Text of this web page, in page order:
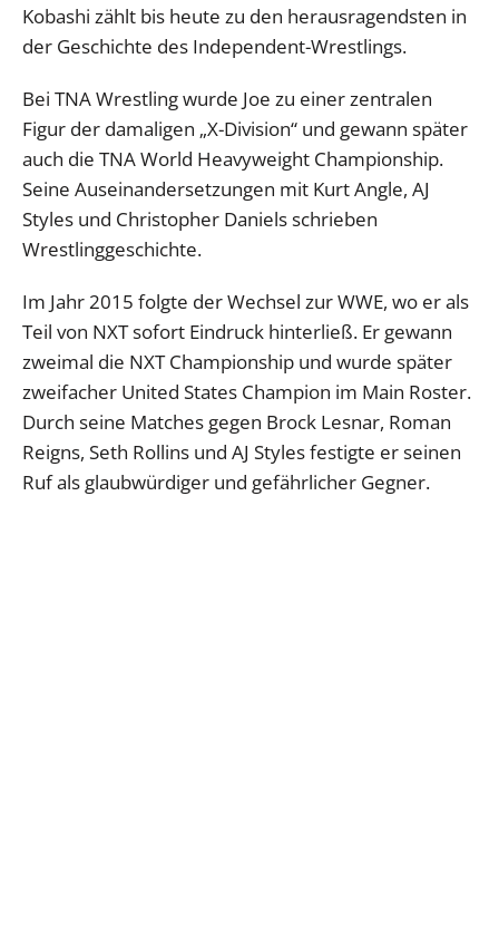
Kobashi zählt bis heute zu den herausragendsten in
der Geschichte des Independent-Wrestlings.
Bei TNA Wrestling wurde Joe zu einer zentralen
Figur der damaligen „X-Division“ und gewann später
auch die TNA World Heavyweight Championship.
Seine Auseinandersetzungen mit Kurt Angle, AJ
Styles und Christopher Daniels schrieben
Wrestlinggeschichte.
Im Jahr 2015 folgte der Wechsel zur WWE, wo er als
Teil von NXT sofort Eindruck hinterließ. Er gewann
zweimal die NXT Championship und wurde später
zweifacher United States Champion im Main Roster.
Durch seine Matches gegen Brock Lesnar, Roman
Reigns, Seth Rollins und AJ Styles festigte er seinen
Ruf als glaubwürdiger und gefährlicher Gegner.